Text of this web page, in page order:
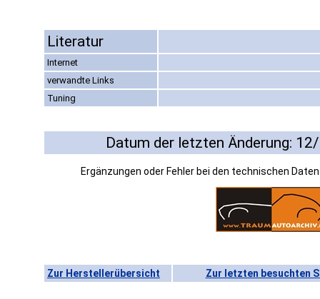
Literatur
Internet
verwandte Links
Tuning
Datum der letzten Änderung:
Ergänzungen oder Fehler bei den technischen
Zur Herstellerübersicht Zur letzten besuchten